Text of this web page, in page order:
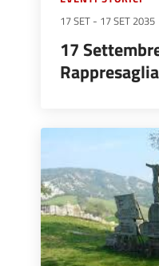
17 SET - 17 SET 2035
17